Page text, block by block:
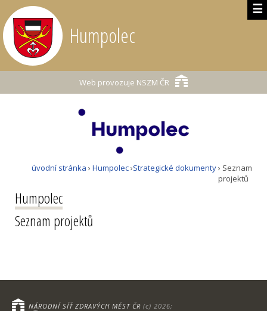
☰
Humpolec
Web provozuje NSZM ČR
úvodní stránka › Humpolec›Strategické dokumenty› Seznam
projektů
Humpolec
Seznam projektů
NÁRODNÍ SÍŤ ZDRAVÝCH MĚST ČR (c) 2026;